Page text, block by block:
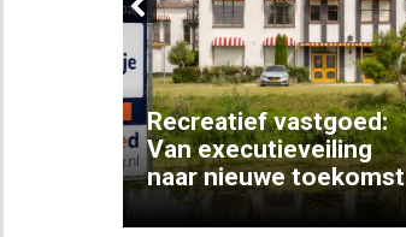
Previous
Recreatief vastgoed:
Van executieveiling
naar nieuwe toekomst